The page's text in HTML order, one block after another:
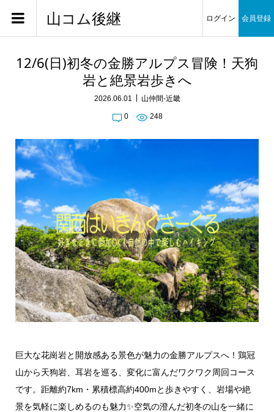
山コム後継 ログイン 会員登録
12/6(日)初冬の金勝アルプス冒険！天狗
岩と絶景岩歩きへ
2026.06.01 山仲間-近畿
0 248
巨大な花崗岩と開放感ある景色が魅力の金勝アルプスへ！鶏冠
山から天狗岩、耳岩を巡る、変化に富んだワクワク周回コース
です。距離約7km・累積標高約400mと歩きやすく、岩場や絶
景を気軽に楽しめるのも魅力✨空気の澄んだ初冬の山を一緒に